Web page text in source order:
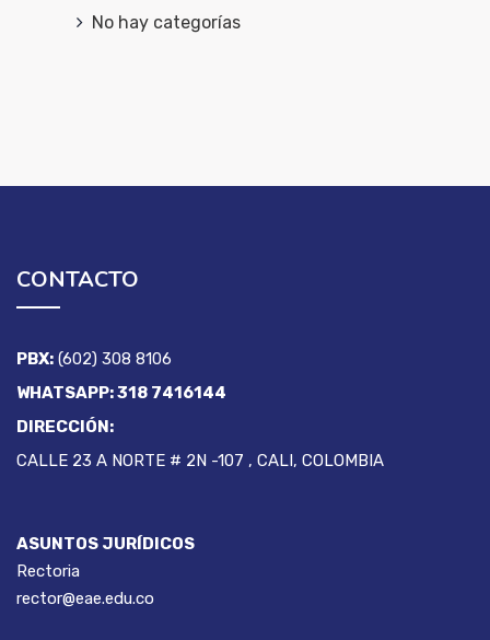
No hay categorías
CONTACTO
PBX: (602) 308 8106
WHATSAPP: 318 7416144
DIRECCIÓN:
CALLE 23 A NORTE # 2N -107 , CALI, COLOMBIA
ASUNTOS JURÍDICOS
Rectoria
rector@eae.edu.co